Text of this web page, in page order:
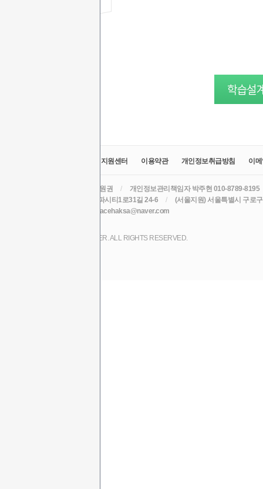
취업지원센터 이용약관 개인정보취급방침 이
대표 윤원권 /
개인정보관리책임자 박주현 010-8789-8195
주소 (본원) 대구광역시 수성구 알파시티1로31길 24-6
/
(서울지원) 서울특별시 구로
EMAIL acehaksa@naver.com
COPYRIGHT (C) 2017 LINE CYBER. ALL RIGHTS RESERVED.